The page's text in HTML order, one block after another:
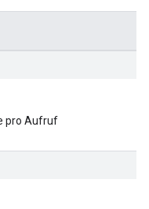
pro Aufruf